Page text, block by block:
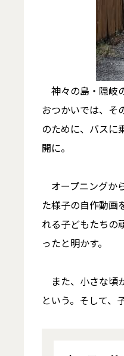
神々の島・隠岐
おつかいでは、そ
のために、バスに
開に。
オープニングか
た様子の自作動画
れる子どもたちの
ったと明かす。
また、小さな頃
という。そして、